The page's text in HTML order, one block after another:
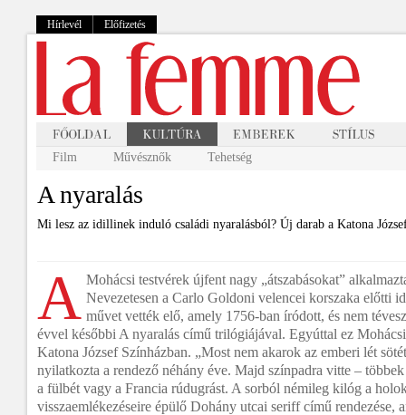
Hírlevél Előfizetés
Film Művésznők Tehetség
A nyaralás
Mi lesz az idillinek induló családi nyaralásból? Új darab a Katona
A Mohácsi testvérek újfent nagy „átszabásokat”
Nevezetesen a Carlo Goldoni velencei korszaka előtti
művet vették elő, amely 1756-ban íródott, és nem
évvel későbbi A nyaralás című trilógiájával. Egyúttal ez Mohácsi
Katona József Színházban. „Most nem akarok az emberi lét
nyilatkozta a rendező néhány éve. Majd színpadra vitte –
a fülbét vagy a Francia rúdugrást. A sorból némileg kilóg a
visszaemlékezéseire épülő Dohány utcai seriff című rendezése,